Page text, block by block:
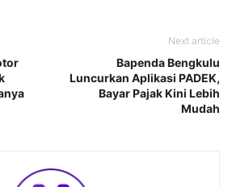
Next article
Bapenda Bengkulu
Luncurkan Aplikasi PADEK,
Bayar Pajak Kini Lebih
Mudah